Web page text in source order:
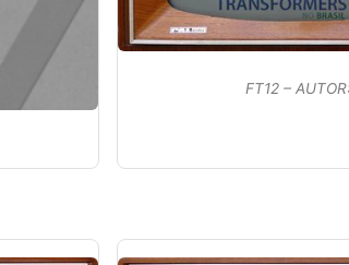
FT12 –